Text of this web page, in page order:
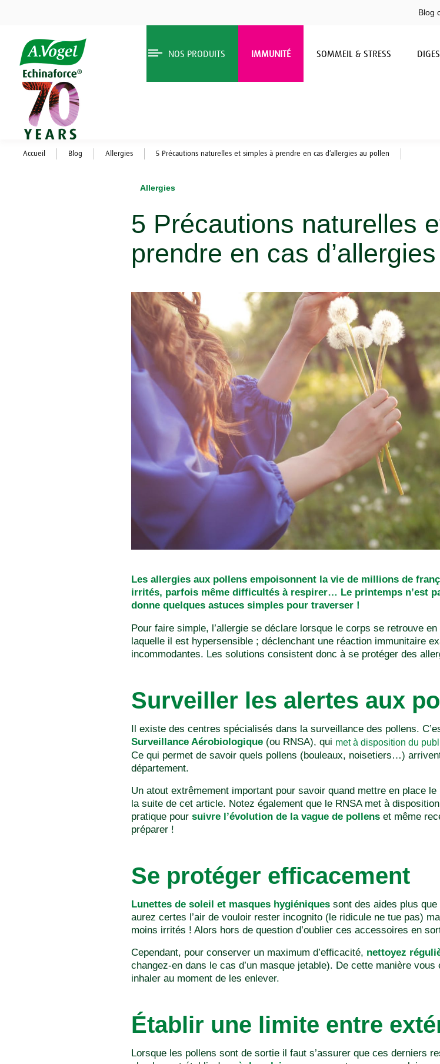
Blog
NOS PRODUITS IMMUNITÉ SOMMEIL & STRESS
Accueil Blog Allergies 5 Précautions naturelles et simples à prendre en cas d’allergies au pollen
Allergies
5 Précautions naturelles
prendre en cas
Les allergies aux pollens empoisonnent la vie de millions de
irrités, parfois même difficultés à respirer… Le printemps n’est
donne quelques astuces simples pour traverser !
Pour faire simple, l’allergie se déclare lorsque le corps se retrouve
laquelle il est hypersensible ; déclenchant une réaction immunitaire
incommodantes. Les solutions consistent donc à se protéger des
Surveiller les alertes aux
Il existe des centres spécialisés dans la surveillance des pollens.
Surveillance Aérobiologique(ou RNSA), qui met à disposition du
Ce qui permet de savoir quels pollens (bouleaux, noisetiers…)
département.
Un atout extrêmement important pour savoir quand mettre en place
la suite de cet article. Notez également que le RNSA met à
pratique pour suivre l’évolution de la vague de pollenset même
préparer !
Se protéger efficacement
Lunettes de soleil et masques hygiéniquessont des aides plus que
aurez certes l’air de vouloir rester incognito (le ridicule ne tue pas)
moins irrités ! Alors hors de question d’oublier ces accessoires en
Cependant, pour conserver un maximum d’efficacité, nettoyez
changez-en dans le cas d’un masque jetable). De cette manière
inhaler au moment de les enlever.
Établir une limite entre
Lorsque les pollens sont de sortie il faut s’assurer que ces derniers